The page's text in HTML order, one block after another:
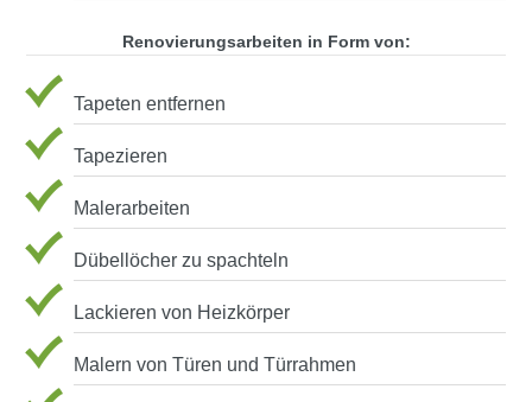
Renovierungsarbeiten in Form von:
Tapeten entfernen
Tapezieren
Malerarbeiten
Dübellöcher zu spachteln
Lackieren von Heizkörper
Malern von Türen und Türrahmen